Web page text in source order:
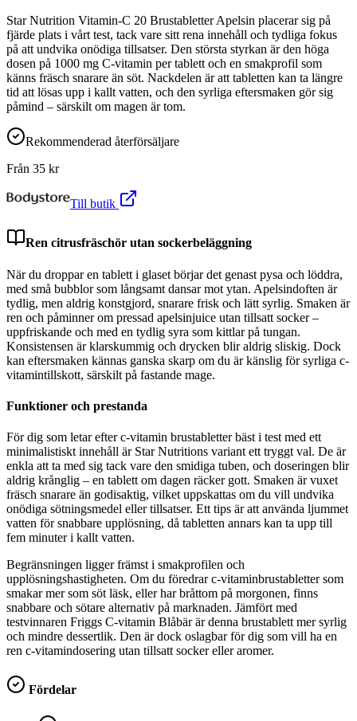
Star Nutrition Vitamin-C 20 Brustabletter Apelsin placerar sig på
fjärde plats i vårt test, tack vare sitt rena innehåll och tydliga fokus
på att undvika onödiga tillsatser. Den största styrkan är den höga
dosen på 1000 mg C-vitamin per tablett och en smakprofil som
känns fräsch snarare än söt. Nackdelen är att tabletten kan ta längre
tid att lösas upp i kallt vatten, och den syrliga eftersmaken gör sig
påmind – särskilt om magen är tom.
Rekommenderad återförsäljare
Från 35 kr
Till butik
Ren citrusfräschör utan sockerbeläggning
När du droppar en tablett i glaset börjar det genast pysa och löddra,
med små bubblor som långsamt dansar mot ytan. Apelsindoften är
tydlig, men aldrig konstgjord, snarare frisk och lätt syrlig. Smaken är
ren och påminner om pressad apelsinjuice utan tillsatt socker –
uppfriskande och med en tydlig syra som kittlar på tungan.
Konsistensen är klarskummig och drycken blir aldrig sliskig. Dock
kan eftersmaken kännas ganska skarp om du är känslig för syrliga c-
vitamintillskott, särskilt på fastande mage.
Funktioner och prestanda
För dig som letar efter c-vitamin brustabletter bäst i test med ett
minimalistiskt innehåll är Star Nutritions variant ett tryggt val. De är
enkla att ta med sig tack vare den smidiga tuben, och doseringen blir
aldrig krånglig – en tablett om dagen räcker gott. Smaken är vuxet
fräsch snarare än godisaktig, vilket uppskattas om du vill undvika
onödiga sötningsmedel eller tillsatser. Ett tips är att använda ljummet
vatten för snabbare upplösning, då tabletten annars kan ta upp till
fem minuter i kallt vatten.
Begränsningen ligger främst i smakprofilen och
upplösningshastigheten. Om du föredrar c-vitaminbrustabletter som
smakar mer som söt läsk, eller har bråttom på morgonen, finns
snabbare och sötare alternativ på marknaden. Jämfört med
testvinnaren Friggs C-vitamin Blåbär är denna brustablett mer syrlig
och mindre dessertlik. Den är dock oslagbar för dig som vill ha en
ren c-vitamindosering utan tillsatt socker eller aromer.
Fördelar